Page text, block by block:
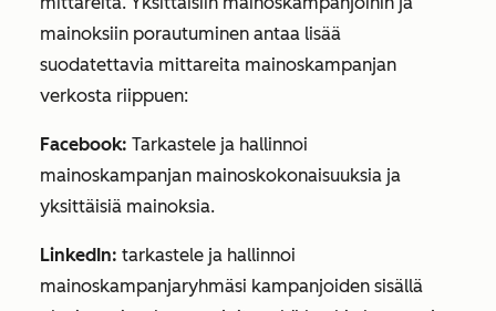
mainoksiin porautuminen antaa lisää
suodatettavia mittareita mainoskampanjan
verkosta riippuen:
Facebook: Tarkastele ja hallinnoi
mainoskampanjan mainoskokonaisuuksia ja
yksittäisiä mainoksia.
LinkedIn: tarkastele ja hallinnoi
mainoskampanjaryhmäsi kampanjoiden sisällä